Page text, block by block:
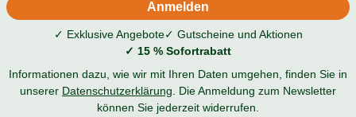
✓ Exklusive Angebote✓ Gutscheine und Aktionen
✓ 15 % Sofortrabatt
Informationen dazu, wie wir mit Ihren Daten umgehen, finden Sie in
unserer Datenschutzerklärung . Die Anmeldung zum Newsletter
können Sie jederzeit widerrufen.